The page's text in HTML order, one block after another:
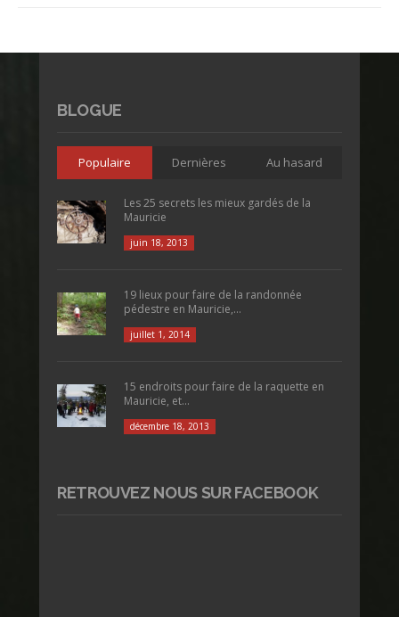
BLOGUE
Populaire Dernières Au hasard
Les 25 secrets les mieux gardés de la
Mauricie
juin 18, 2013
19 lieux pour faire de la randonnée
pédestre en Mauricie,...
juillet 1, 2014
15 endroits pour faire de la raquette en
Mauricie, et...
décembre 18, 2013
RETROUVEZ NOUS SUR FACEBOOK